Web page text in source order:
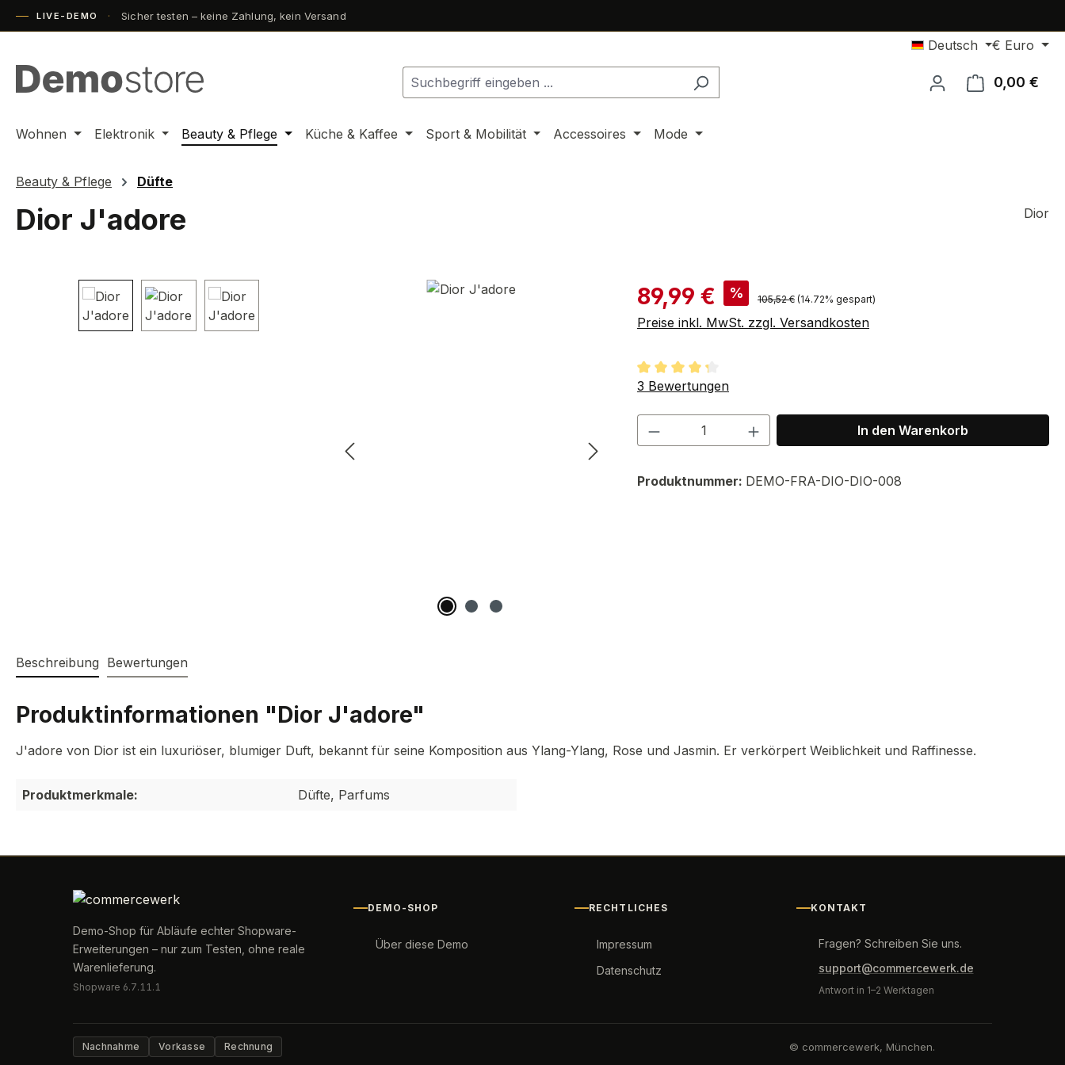
Hauptinhalt springen
Zur Suche springen
Zur Hauptnavigation springen
LIVE-DEMO Sicher testen – keine Zahlung, kein Versand
Deutsch € Euro
0,00 €
Wohnen Elektronik Beauty & Pflege Küche & Kaffee Sport & Mobilität Accessoires Mode
Beauty & Pflege Düfte
Dior J'adore Dior
Bildergalerie überspringen Verkaufspreis:
89,99 € % Regulärer Preis:
105,52 € (14.72% gespart)
Preise inkl. MwSt. zzgl. Versandkosten
Durchschnittliche Bewertung von 4.33 von 5 Sternen
3 Bewertungen
Produkt Anzahl: Gib den gewünschten Wert
In den Warenkorb
Produktnummer: DEMO-FRA-DIO-DIO-008
Beschreibung Bewertungen
Produktinformationen "Dior J'adore"
J'adore von Dior ist ein luxuriöser, blumiger Duft, bekannt für seine Komposition aus Ylang-Ylang, Rose und Jasmin. Er verkörpert Weiblichkeit und Raffinesse.
Produktmerkmale: Düfte, Parfums
Demo-Shop für Abläufe echter Shopware-
Erweiterungen – nur zum Testen, ohne reale
Warenlieferung.
Shopware 6.7.11.1
DEMO-SHOP
Über diese Demo
RECHTLICHES
Impressum
Datenschutz
KONTAKT
Fragen? Schreiben Sie uns.
support@commercewerk.de
Antwort in 1–2 Werktagen
Nachnahme Vorkasse Rechnung © commercewerk, München.